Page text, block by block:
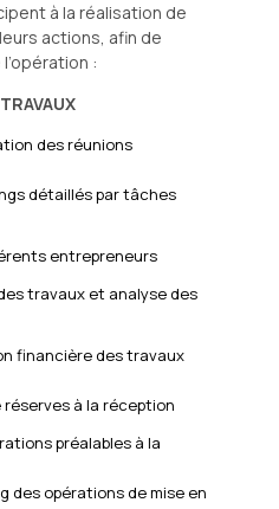
à la réalisation de
actions, afin de
:
des réunions
détaillés par tâches
entrepreneurs
travaux et analyse des
financière des travaux
à la réception
préalables à la
des opérations de mise en